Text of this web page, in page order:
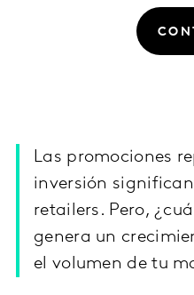
Las promociones
inversión
retailers. Pero,
genera un
el volumen de tu